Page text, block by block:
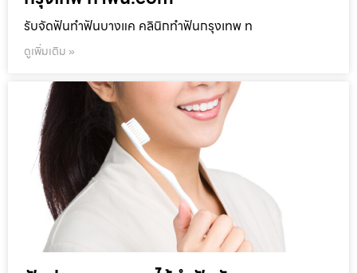
รับจัดฟันทำฟันบางแค คลินิกทำฟันกรุงเทพ ท
ดูเพิ่มเติม »